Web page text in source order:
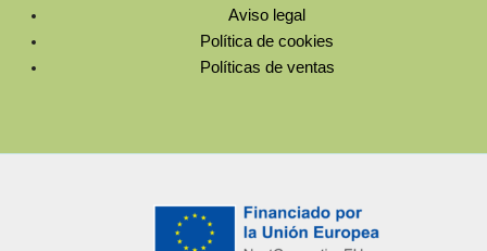
Aviso legal
Política de cookies
Políticas de ventas